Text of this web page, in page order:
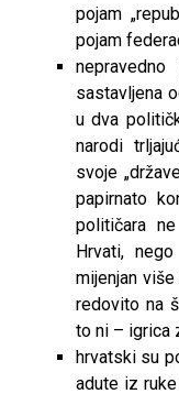
pojam
pojam
sastavljena
u dva
narodi
svoje
papirnato
političara
Hrvati,
mijenjan
redovito na
to ni – igrica
hrvatski su
adute iz